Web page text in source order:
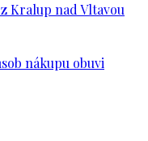
Kralup nad Vltavou
nákupu obuvi